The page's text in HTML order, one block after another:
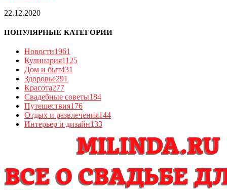
22.12.2020
ПОПУЛЯРНЫЕ КАТЕГОРИИ
Новости1961
Кулинария1125
Дом и быт431
Здоровье291
Красота277
Свадебные советы184
Путешествия176
Отдых и развлечения144
Интерьер и дизайн133